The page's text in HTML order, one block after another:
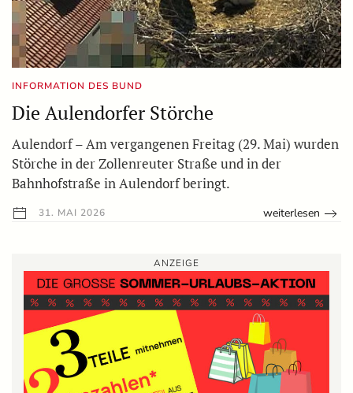
INFORMATION DES BUND
Die Aulendorfer Störche
Aulendorf – Am vergangenen Freitag (29. Mai) wurden
Störche in der Zollenreuter Straße und in der
Bahnhofstraße in Aulendorf beringt.
31. MAI 2026 weiterlesen
ANZEIGE